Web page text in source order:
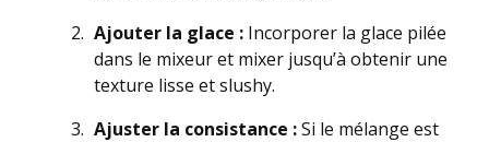
Ajouter la glace : Incorporer la glace pilée
dans le mixeur et mixer jusqu’à obtenir une
texture lisse et slushy.
Ajuster la consistance :Si le mélange est